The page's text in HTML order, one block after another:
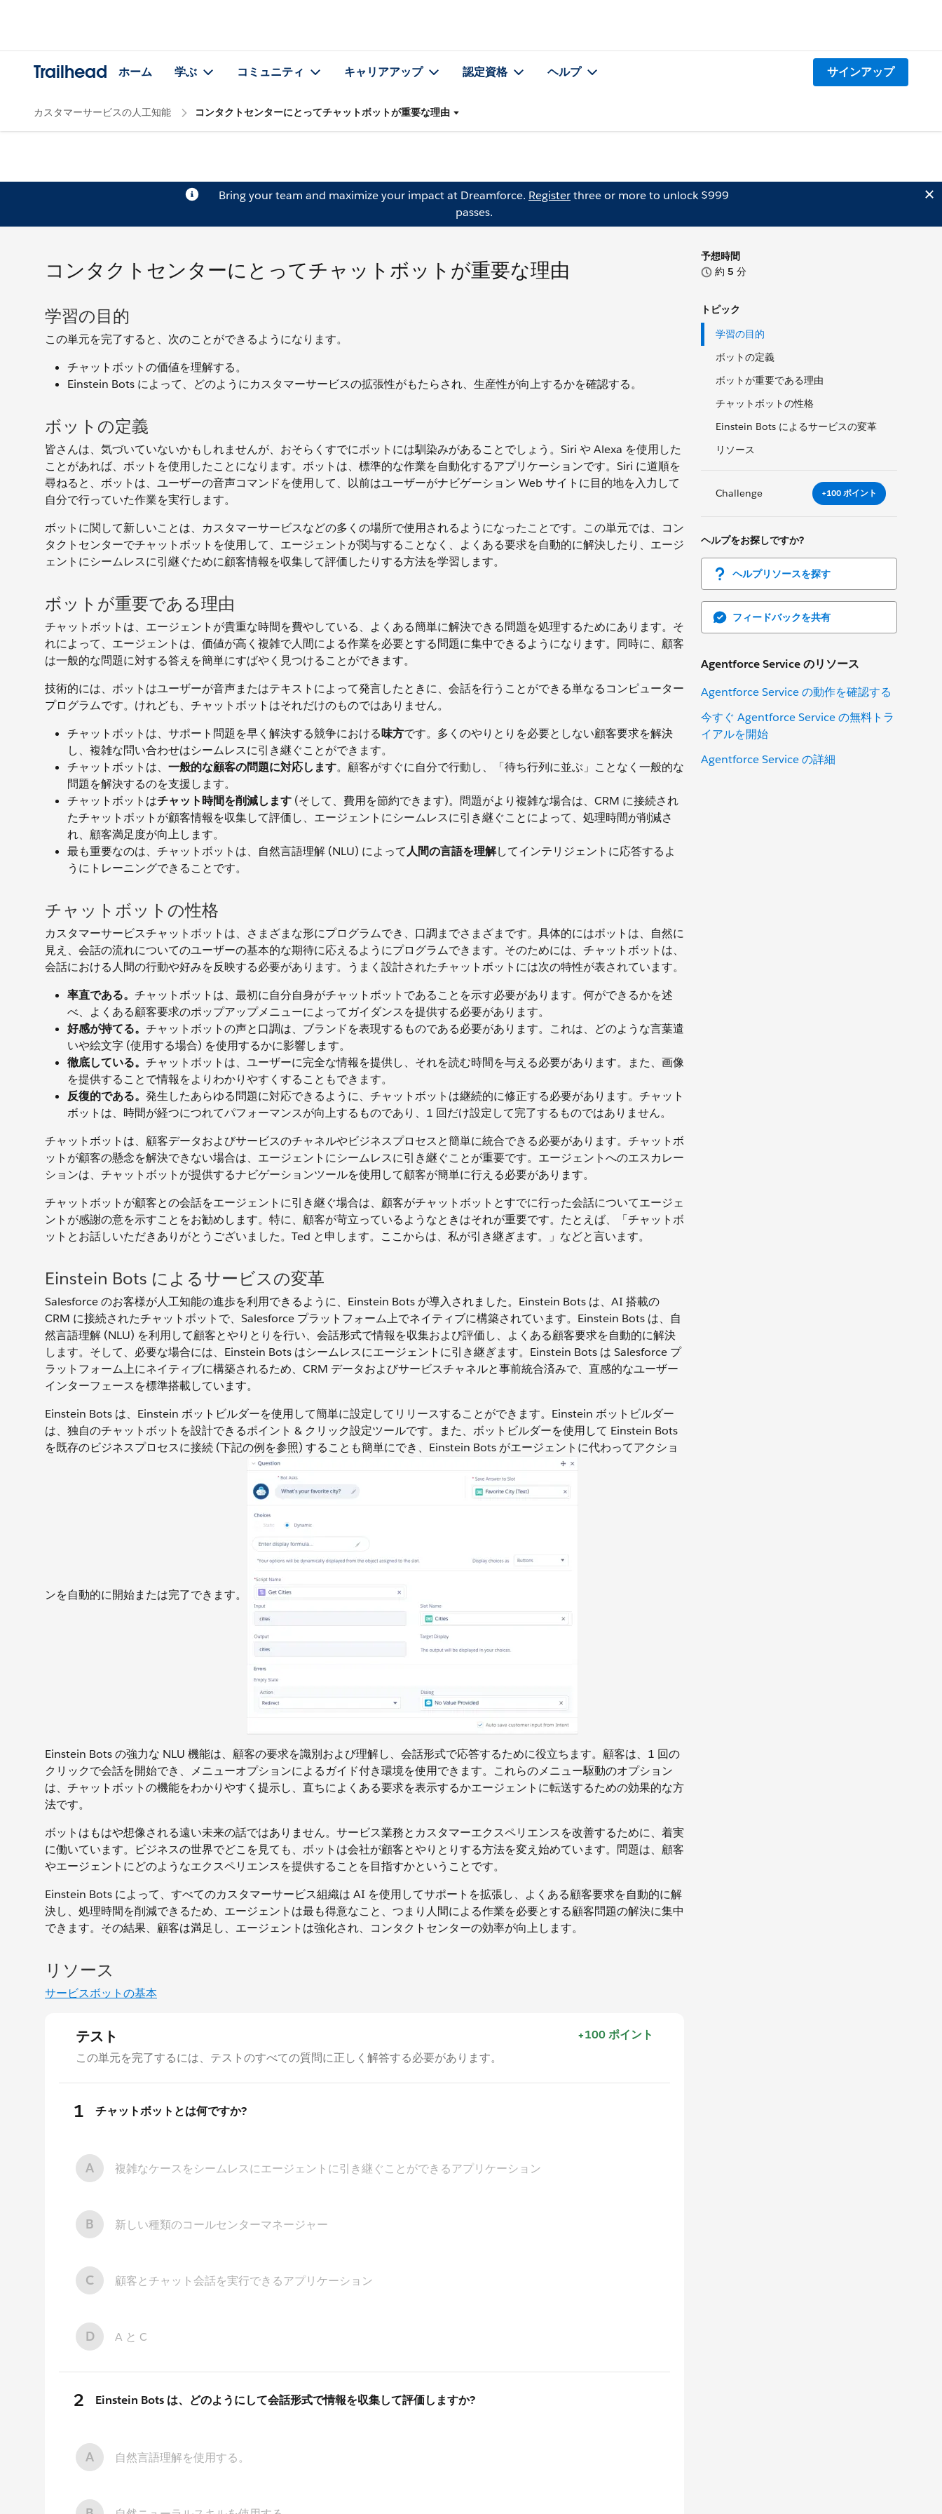
Trailhead ホーム 学ぶ コミュニティ キャリアアップ 認定資格 ヘルプ サインアップ
カスタマーサービスの人工知能 コンタクトセンターにとってチャットボットが重要な理由
Bring your team and maximize your impact at Dreamforce. Registerthree or more to unlock $999
passes.
予想時間
約 5 分
トピック
学習の目的
ボットの定義
ボットが重要である理由
チャットボットの性格
Einstein Bots によるサービスの変革
リソース
Challenge +100 ポイント
ヘルプをお探しですか?
ヘルプリソースを探す
フィードバックを共有
Agentforce Service のリソース
Agentforce Service の動作を確認する
今すぐ Agentforce Service の無料トラ
イアルを開始
Agentforce Service の詳細
コンタクトセンターにとってチャットボットが重要な理由
学習の目的
この単元を完了すると、次のことができるようになります。
チャットボットの価値を理解する。
Einstein Bots によって、どのようにカスタマーサービスの拡張性がもたらされ、生産性が向上するかを確認する。
ボットの定義
皆さんは、気づいていないかもしれませんが、おそらくすでにボットには馴染みがあることでしょう。Siri や Alexa を使用した
ことがあれば、ボットを使用したことになります。ボットは、標準的な作業を自動化するアプリケーションです。Siri に道順を
尋ねると、ボットは、ユーザーの音声コマンドを使用して、以前はユーザーがナビゲーション Web サイトに目的地を入力して
自分で行っていた作業を実行します。
ボットに関して新しいことは、カスタマーサービスなどの多くの場所で使用されるようになったことです。この単元では、コン
タクトセンターでチャットボットを使用して、エージェントが関与することなく、よくある要求を自動的に解決したり、エージ
ェントにシームレスに引継ぐために顧客情報を収集して評価したりする方法を学習します。
ボットが重要である理由
チャットボットは、エージェントが貴重な時間を費やしている、よくある簡単に解決できる問題を処理するためにあります。そ
れによって、エージェントは、価値が高く複雑で人間による作業を必要とする問題に集中できるようになります。同時に、顧客
は一般的な問題に対する答えを簡単にすばやく見つけることができます。
技術的には、ボットはユーザーが音声またはテキストによって発言したときに、会話を行うことができる単なるコンピューター
プログラムです。けれども、チャットボットはそれだけのものではありません。
チャットボットは、サポート問題を早く解決する競争における味方です。多くのやりとりを必要としない顧客要求を解決
し、複雑な問い合わせはシームレスに引き継ぐことができます。
チャットボットは、 一般的な顧客の問題に対応します。顧客がすぐに自分で行動し、「待ち行列に並ぶ」ことなく一般的な
問題を解決するのを支援します。
チャットボットはチャット時間を削減します (そして、費用を節約できます)。問題がより複雑な場合は、CRM に接続され
たチャットボットが顧客情報を収集して評価し、エージェントにシームレスに引き継ぐことによって、処理時間が削減さ
れ、顧客満足度が向上します。
最も重要なのは、チャットボットは、自然言語理解 (NLU) によって人間の言語を理解してインテリジェントに応答するよ
うにトレーニングできることです。
チャットボットの性格
カスタマーサービスチャットボットは、さまざまな形にプログラムでき、口調までさまざまです。具体的にはボットは、自然に
見え、会話の流れについてのユーザーの基本的な期待に応えるようにプログラムできます。そのためには、チャットボットは、
会話における人間の行動や好みを反映する必要があります。うまく設計されたチャットボットには次の特性が表されています。
率直である。 チャットボットは、最初に自分自身がチャットボットであることを示す必要があります。何ができるかを述
べ、よくある顧客要求のポップアップメニューによってガイダンスを提供する必要があります。
好感が持てる。 チャットボットの声と口調は、ブランドを表現するものである必要があります。これは、どのような言葉遣
いや絵文字 (使用する場合) を使用するかに影響します。
徹底している。 チャットボットは、ユーザーに完全な情報を提供し、それを読む時間を与える必要があります。また、画像
を提供することで情報をよりわかりやすくすることもできます。
反復的である。 発生したあらゆる問題に対応できるように、チャットボットは継続的に修正する必要があります。チャット
ボットは、時間が経つにつれてパフォーマンスが向上するものであり、1 回だけ設定して完了するものではありません。
チャットボットは、顧客データおよびサービスのチャネルやビジネスプロセスと簡単に統合できる必要があります。チャットボ
ットが顧客の懸念を解決できない場合は、エージェントにシームレスに引き継ぐことが重要です。エージェントへのエスカレー
ションは、チャットボットが提供するナビゲーションツールを使用して顧客が簡単に行える必要があります。
チャットボットが顧客との会話をエージェントに引き継ぐ場合は、顧客がチャットボットとすでに行った会話についてエージェ
ントが感謝の意を示すことをお勧めします。特に、顧客が苛立っているようなときはそれが重要です。たとえば、「チャットボ
ットとお話しいただきありがとうございました。Ted と申します。ここからは、私が引き継ぎます。」などと言います。
Einstein Bots によるサービスの変革
Salesforce のお客様が人工知能の進歩を利用できるように、Einstein Bots が導入されました。Einstein Bots は、AI 搭載の
CRM に接続されたチャットボットで、Salesforce プラットフォーム上でネイティブに構築されています。Einstein Bots は、自
然言語理解 (NLU) を利用して顧客とやりとりを行い、会話形式で情報を収集および評価し、よくある顧客要求を自動的に解決
します。そして、必要な場合には、Einstein Bots はシームレスにエージェントに引き継ぎます。Einstein Bots は Salesforce プ
ラットフォーム上にネイティブに構築されるため、CRM データおよびサービスチャネルと事前統合済みで、直感的なユーザー
インターフェースを標準搭載しています。
Einstein Bots は、Einstein ボットビルダーを使用して簡単に設定してリリースすることができます。Einstein ボットビルダー
は、独自のチャットボットを設計できるポイント & クリック設定ツールです。また、ボットビルダーを使用して Einstein Bots
を既存のビジネスプロセスに接続 (下記の例を参照) することも簡単にでき、Einstein Bots がエージェントに代わってアクショ
ンを自動的に開始または完了できます。
Einstein Bots の強力な NLU 機能は、顧客の要求を識別および理解し、会話形式で応答するために役立ちます。顧客は、1 回の
クリックで会話を開始でき、メニューオプションによるガイド付き環境を使用できます。これらのメニュー駆動のオプション
は、チャットボットの機能をわかりやすく提示し、直ちによくある要求を表示するかエージェントに転送するための効果的な方
法です。
ボットはもはや想像される遠い未来の話ではありません。サービス業務とカスタマーエクスペリエンスを改善するために、着実
に働いています。ビジネスの世界でどこを見ても、ボットは会社が顧客とやりとりする方法を変え始めています。問題は、顧客
やエージェントにどのようなエクスペリエンスを提供することを目指すかということです。
Einstein Bots によって、すべてのカスタマーサービス組織は AI を使用してサポートを拡張し、よくある顧客要求を自動的に解
決し、処理時間を削減できるため、エージェントは最も得意なこと、つまり人間による作業を必要とする顧客問題の解決に集中
できます。その結果、顧客は満足し、エージェントは強化され、コンタクトセンターの効率が向上します。
リソース
サービスボットの基本